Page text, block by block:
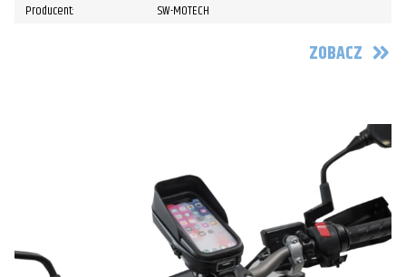
Producent:
SW-MOTECH
ZOBACZ